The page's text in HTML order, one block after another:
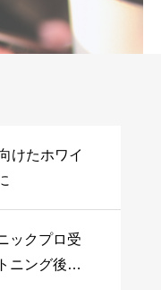
けたホワイ
ックプロ受
ニング後の